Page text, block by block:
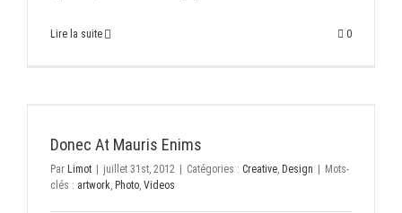
Lire la suite 0
Donec At Mauris Enims
Par Limot juillet 31st, 2012 Catégories : Creative, Design
Mots-
clés : artwork, Photo, Videos